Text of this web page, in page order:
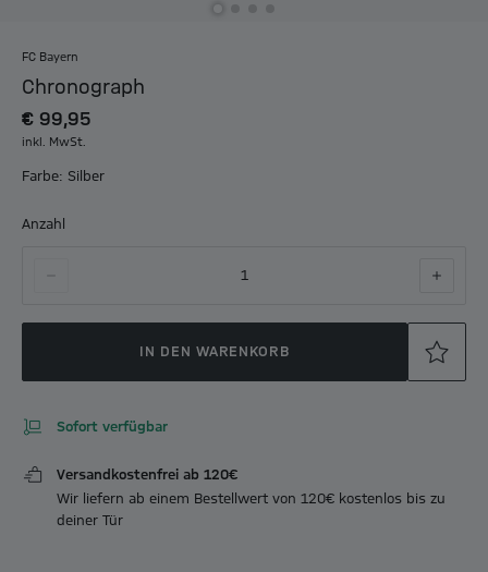
FC Bayern
Chronograph
€ 99,95
inkl. MwSt.
Farbe: Silber
Anzahl
1
IN DEN WARENKORB
Sofort verfügbar
Versandkostenfrei ab 120€
Wir liefern ab einem Bestellwert von 120€ kostenlos bis zu
deiner Tür